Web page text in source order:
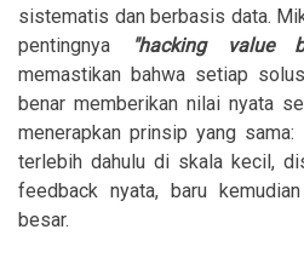
sistematis dan berbasis data.
pentingnya
"hacking value
memastikan bahwa setiap
benar memberikan nilai nyata
menerapkan prinsip yang
terlebih dahulu di skala kecil,
feedback nyata, baru
besar.